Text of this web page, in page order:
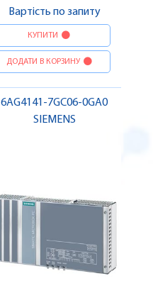
Вартість по запиту
КУПИТИ
ДОДАТИ В КОРЗИНУ
6AG4141-7GC06-0GA0
SIEMENS